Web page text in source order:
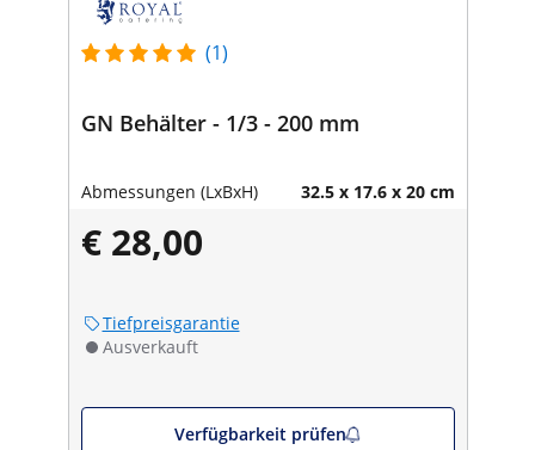
(1)
GN Behälter - 1/3 - 200 mm
Abmessungen (LxBxH) 32.5 x 17.6 x 20 cm
€ 28,00
Tiefpreisgarantie
Ausverkauft
Verfügbarkeit prüfen